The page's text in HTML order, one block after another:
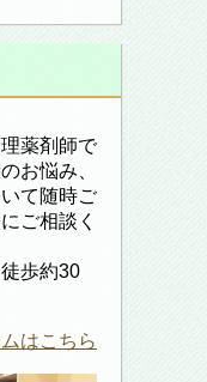
薬剤師で
お悩み、
て随時ご
ご相談く
歩約30
はこちら